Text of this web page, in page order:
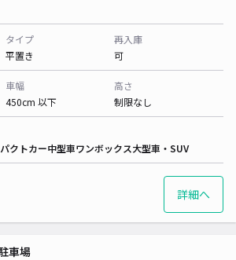
タイプ
平置き
再入庫
可
車幅
450cm 以下
高さ
制限なし
クトカー中型車ワンボックス大型車・SUV
詳細へ
車場